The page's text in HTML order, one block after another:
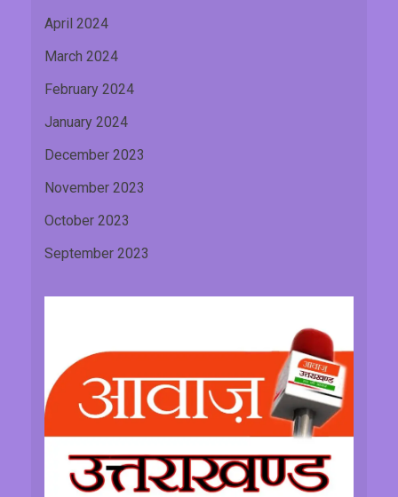
April 2024
March 2024
February 2024
January 2024
December 2023
November 2023
October 2023
September 2023